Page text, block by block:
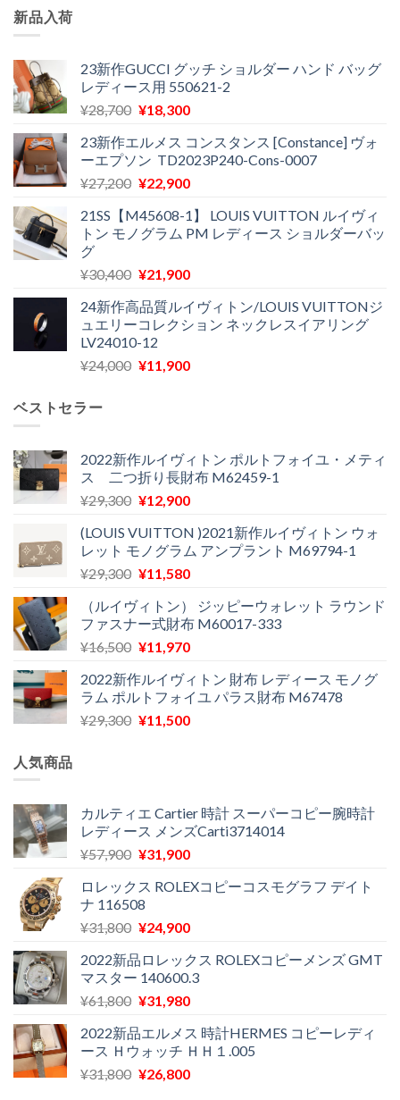
新品入荷
23新作GUCCI グッチ ショルダー ハンド バッグ
レディース用 550621-2
¥28,700 元
価
格
は
で
し
¥18,300現
の
価
格
¥18,300
で
23新作エルメス コンスタンス [Constance] ヴォ
ーエプソン TD2023P240-Cons-0007
¥27,200 元
価
格
¥27,200
し
た。
¥22,900現
の
価
は
で
す。
21SS【M45608-1】 LOUIS VUITTON ルイヴィ
トン モノグラム PM レディース ショルダーバッ
グ
¥30,400 元
価
格
は
¥30,400
¥21,900現
の
価
は
24新作高品質ルイヴィトン/LOUIS VUITTONジ
ュエリーコレクション ネックレスイアリング
LV24010-12
¥24,000 元
¥24,000
で
し
¥11,900現
は
¥11,900
で
ベストセラー
2022新作ルイヴィトン ポルトフォイユ・メティ
ス 二つ折り長財布 M62459-1
¥29,300 元
価
格
は
で
し
た。
¥12,900現
の
価
格
¥12,900
で
す。
(LOUIS VUITTON )2021新作ルイヴィトン ウォ
レット モノグラム アンプラント M69794-1
¥29,300 元
価
格
は
で
し
た。
¥11,580現
の
価
格
¥11,580
で
す。
（ルイヴィトン） ジッピーウォレット ラウンド
ファスナー式財布 M60017-333
¥16,500 元
価
格
は
¥11,970現
の
価
格
2022新作ルイヴィトン 財布 レディース モノグ
ラム ポルトフォイユ パラス財布 M67478
¥29,300 元
¥29,300
で
し
¥11,500現
は
¥11,500
で
人気商品
カルティエ Cartier 時計 スーパーコピー腕時計
レディース メンズCarti3714014
¥57,900 元
価
格
は
で
し
た。
¥31,900現
の
格
¥31,900
で
す。
ロレックス ROLEXコピーコスモグラフ デイト
ナ 116508
¥31,800 元
価
格
は
で
し
た。
¥24,900現
の
価
格
¥24,900
で
す。
2022新品ロレックス ROLEXコピーメンズ GMT
マスター 140600.3
¥61,800 元
価
格
は
¥31,980現
の
価
格
2022新品エルメス 時計HERMES コピーレディ
ース Ｈウォッチ ＨＨ１.005
¥31,800 元
¥26,800現